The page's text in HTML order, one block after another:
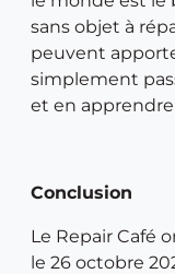
sans objet à
peuvent
simplement
et en
Conclusion
Le Repair Café
le 26 octobre